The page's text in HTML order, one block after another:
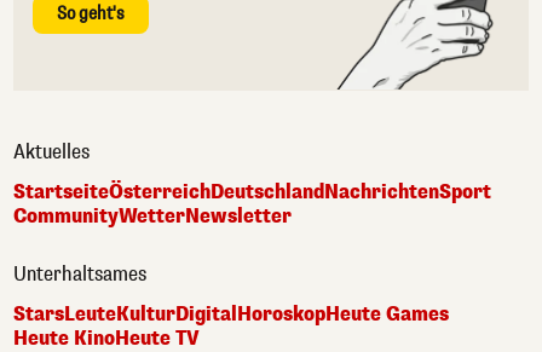
So geht's
Aktuelles
StartseiteÖsterreichDeutschlandNachrichtenSport
CommunityWetterNewsletter
Unterhaltsames
StarsLeuteKulturDigital HoroskopHeute Games
Heute KinoHeute TV